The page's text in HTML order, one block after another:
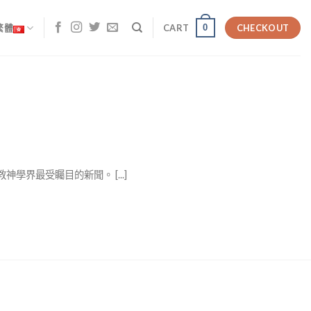
體 CART 0 CHECKOUT
學界最受矚目的新聞。 [...]